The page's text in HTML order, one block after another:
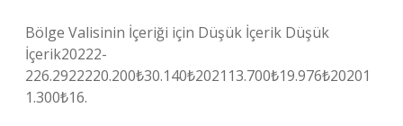
Bölge Valisinin İçeriği için Düşük İçerik Düşük
İçerik20222-
226.2922220.200₺30.140₺202113.700₺19.976₺20201
1.300₺16.